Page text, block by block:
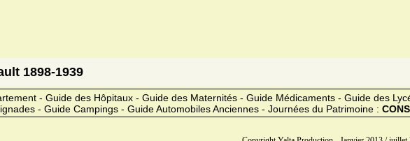
1898-1939
- Guide des Hôpitaux - Guide des Maternités - Guide Médicaments - Guide des
- Guide Campings - Guide Automobiles Anciennes - Journées du Patrimoine :